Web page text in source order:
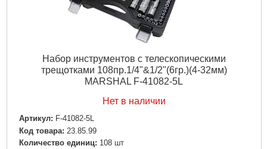
Набор инструментов с телескопическими
трещотками 108пр.1/4"&1/2"(6гр.)(4-32мм)
MARSHAL F-41082-5L
Нет в наличии
Артикул: F-41082-5L
Код товара: 23.85.99
Количество единиц: 108 шт